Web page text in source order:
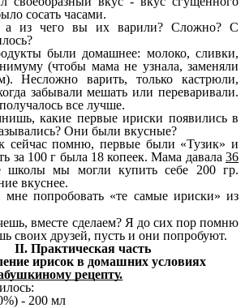
сосать часами.
а из чего вы их варили? Сложно? С
были домашнее: молоко, сливки,
(чтобы мама не узнала, заменяли
Несложно варить, только кастрюли,
забывали мешать или переваривали.
все лучше.
какие первые ириски появились в
Они были вкусные?
сейчас помню, первые были «Тузик» и
за 100 г была 18 копеек. Мама давала 36
школы мы могли купить себе 200 гр.
вкуснее.
попробовать «те самые ириски» из
вместе сделаем? Я до сих пор помню
своих друзей, пусть и они попробуют.
II. Практическая часть
ирисок в домашних условиях
рецепту.
- 200 мл